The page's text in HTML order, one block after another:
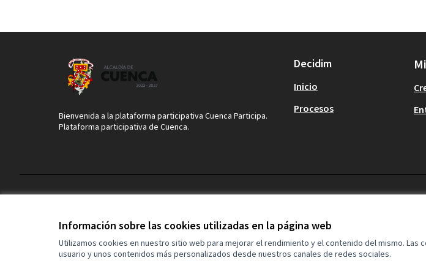
Información sobre las cookies utilizadas en la página web
Utilizamos cookies en nuestro sitio web para mejorar el rendimiento y el contenido del mismo. Las
usuario y unos contenidos más personalizados desde nuestros canales de redes sociales.
Bienvenida a la plataforma participativa Cuenca Participa.
Plataforma participativa de Cuenca.
Decidim
Inicio
Procesos
(Enlace externo)